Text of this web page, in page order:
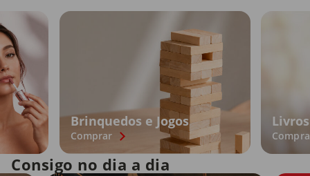
Brinquedos e Jogos
Comprar
Livros
Consigo no dia a dia